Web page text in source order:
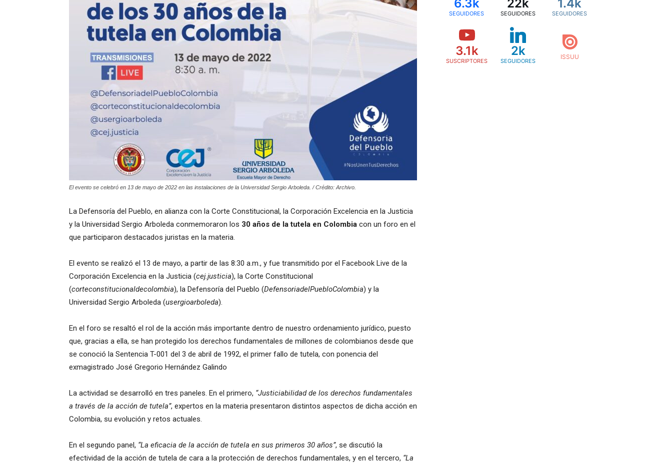
El evento se celebró en 13 de mayo de 2022 en las instalaciones de la Universidad Sergio Arboleda. / Crédito: Archivo.
La Defensoría del Pueblo, en alianza con la Corte Constitucional, la Corporación Excelencia en la Justicia
y la Universidad Sergio Arboleda conmemoraron los 30 años de la tutela en Colombia con un foro en el
que participaron destacados juristas en la materia.
El evento se realizó el 13 de mayo, a partir de las 8:30 a.m., y fue transmitido por el Facebook Live de la
Corporación Excelencia en la Justicia (cej.justicia), la Corte Constitucional
(corteconstitucionaldecolombia), la Defensoría del Pueblo (DefensoriadelPuebloColombia) y la
Universidad Sergio Arboleda (usergioarboleda).
En el foro se resaltó el rol de la acción más importante dentro de nuestro ordenamiento jurídico, puesto
que, gracias a ella, se han protegido los derechos fundamentales de millones de colombianos desde que
se conoció la Sentencia T-001 del 3 de abril de 1992, el primer fallo de tutela, con ponencia del
exmagistrado José Gregorio Hernández Galindo
La actividad se desarrolló en tres paneles. En el primero, “Justiciabilidad de los derechos fundamentales
a través de la acción de tutela”, expertos en la materia presentaron distintos aspectos de dicha acción en
Colombia, su evolución y retos actuales.
En el segundo panel, “La eficacia de la acción de tutela en sus primeros 30 años”, se discutió la
efectividad de la acción de tutela de cara a la protección de derechos fundamentales, y en el tercero, “La
6.3k
SEGUIDORES
22k
SEGUIDORES
1.4k
SEGUIDORES
3.1k
SUSCRIPTORES
2k
SEGUIDORES